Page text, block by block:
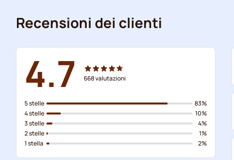
Recensioni dei clienti
4.7 668valutazioni
5 stelle
4 stelle
3 stelle
2 stelle
1 stella
83%
10%
4%
1%
2%